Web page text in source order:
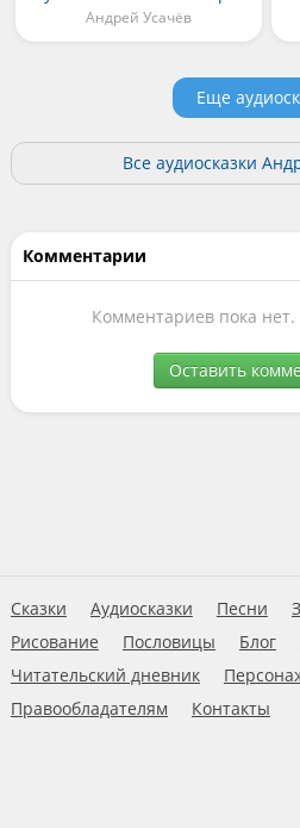
Андрей Усачёв
Еще
Все аудиосказки
Комментарии
Комментариев пока
Оставить
Сказки Аудиосказки Песни
Рисование
Пословицы Блог
Читательский дневник
Правообладателям
Контакты